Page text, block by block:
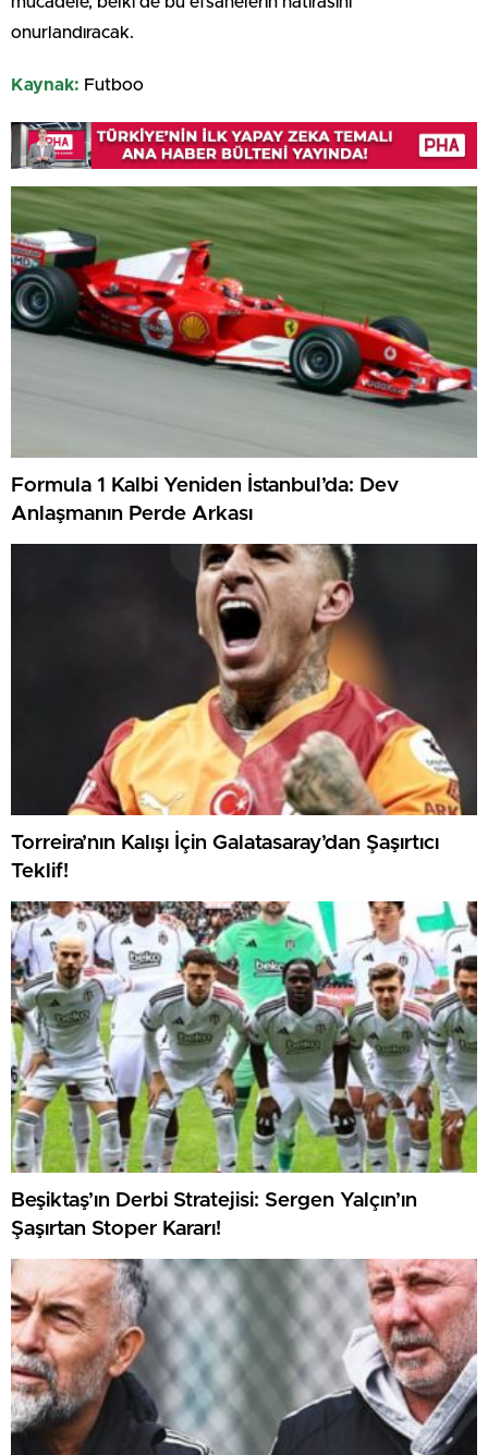
onurlandıracak.
Kaynak: Futboo
Formula 1 Kalbi Yeniden İstanbul’da: Dev
Anlaşmanın Perde Arkası
Torreira’nın Kalışı İçin Galatasaray’dan Şaşırtıcı
Teklif!
Beşiktaş’ın Derbi Stratejisi: Sergen Yalçın’ın
Şaşırtan Stoper Kararı!